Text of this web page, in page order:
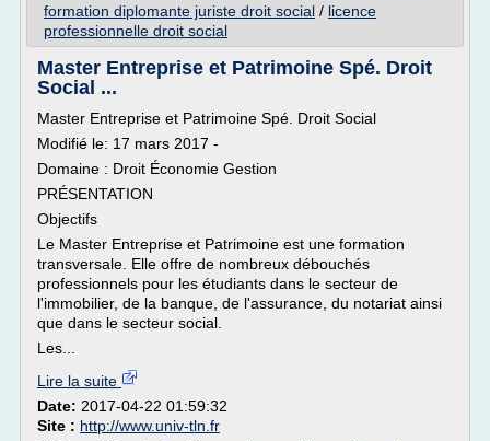
formation diplomante juriste droit social / licence
professionnelle droit social
Master Entreprise et Patrimoine Spé. Droit
Social ...
Master Entreprise et Patrimoine Spé. Droit Social
Modifié le: 17 mars 2017 -
Domaine : Droit Économie Gestion
PRÉSENTATION
Objectifs
Le Master Entreprise et Patrimoine est une formation
transversale. Elle offre de nombreux débouchés
professionnels pour les étudiants dans le secteur de
l'immobilier, de la banque, de l'assurance, du notariat ainsi
que dans le secteur social.
Les...
Lire la suite
Date: 2017-04-22 01:59:32
Site : http://www.univ-tln.fr